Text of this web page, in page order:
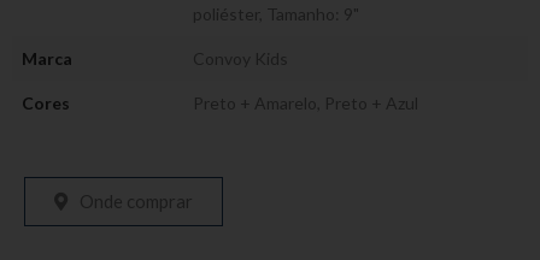
poliéster Tamanho: 9"
Marca Convoy Kids
Cores Preto + Amarelo Preto + Azul
Onde comprar